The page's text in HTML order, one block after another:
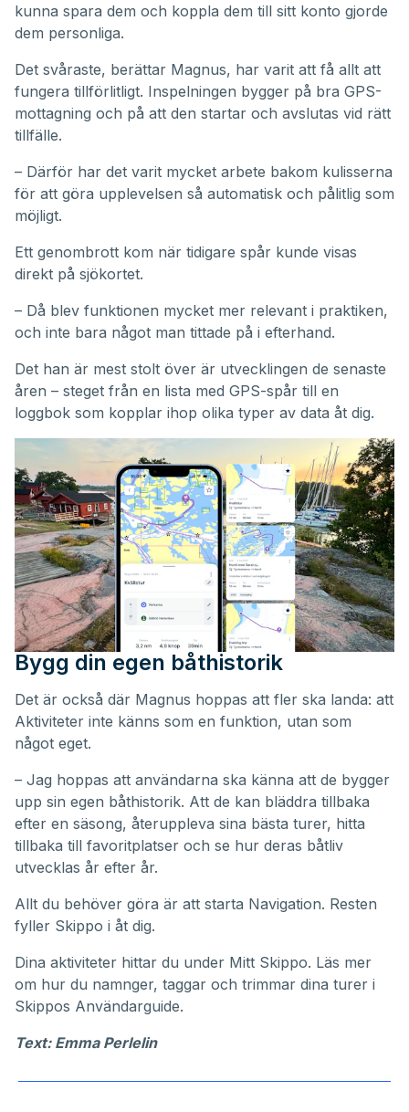
kunna spara dem och koppla dem till sitt konto gjorde
dem personliga.
Det svåraste, berättar Magnus, har varit att få allt att
fungera tillförlitligt. Inspelningen bygger på bra GPS-
mottagning och på att den startar och avslutas vid rätt
tillfälle.
– Därför har det varit mycket arbete bakom kulisserna
för att göra upplevelsen så automatisk och pålitlig som
möjligt.
Ett genombrott kom när tidigare spår kunde visas
direkt på sjökortet.
– Då blev funktionen mycket mer relevant i praktiken,
och inte bara något man tittade på i efterhand.
Det han är mest stolt över är utvecklingen de senaste
åren – steget från en lista med GPS-spår till en
loggbok som kopplar ihop olika typer av data åt dig.
Bygg din egen båthistorik
Det är också där Magnus hoppas att fler ska landa: att
Aktiviteter inte känns som en funktion, utan som
något eget.
– Jag hoppas att användarna ska känna att de bygger
upp sin egen båthistorik. Att de kan bläddra tillbaka
efter en säsong, återuppleva sina bästa turer, hitta
tillbaka till favoritplatser och se hur deras båtliv
utvecklas år efter år.
Allt du behöver göra är att starta Navigation. Resten
fyller Skippo i åt dig.
Dina aktiviteter hittar du under Mitt Skippo. Läs mer
om hur du namnger, taggar och trimmar dina turer i
Skippos Användarguide.
Text: Emma Perlelin